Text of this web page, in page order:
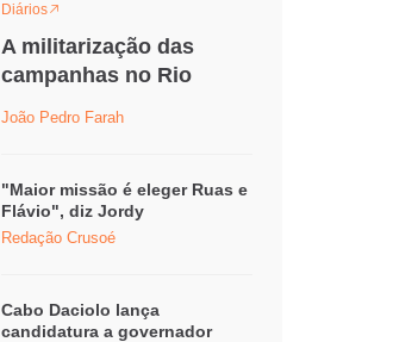
Diários
A militarização das
campanhas no Rio
João Pedro Farah
"Maior missão é eleger Ruas e
Flávio", diz Jordy
Redação Crusoé
Cabo Daciolo lança
candidatura a governador